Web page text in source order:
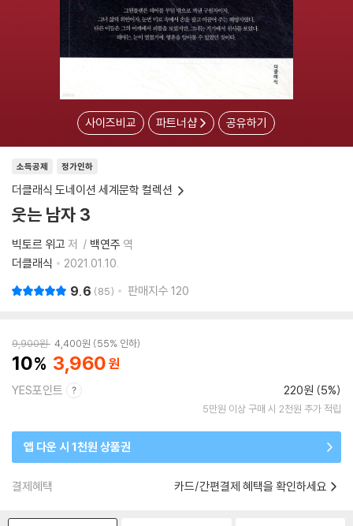
사이즈비교 파트너샵 공유하기
소득공제 정가인하
더클래식 도네이션 세계문학 컬렉션
웃는 남자 3
빅토르 위고 저 백연주 역
더클래식
2021.01.10.
9.6 85 판매지수 120
9,900원 4,400원 55% 인하
10 3,960
YES포인트 220원 (5%)
5만원 이상 구매 시 2천원 추가 적립
앱 다운 시 1천원 상품권
결제혜택 카드/간편결제 혜택을 확인하세요